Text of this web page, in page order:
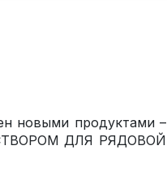
новыми продуктами –
ДЛЯ РЯДОВОЙ